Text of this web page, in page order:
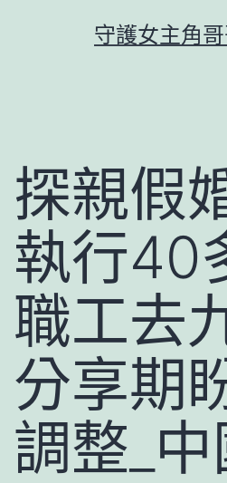
守護女主角
探親假
執行40
職工去
分享期
調整_中